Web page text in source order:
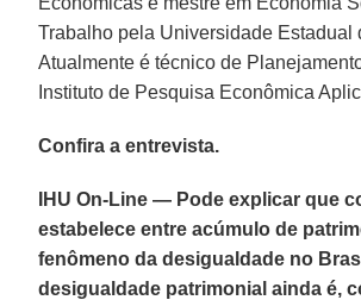
Trabalho pela Universidade Estadual
Atualmente é técnico de
Instituto de Pesquisa Econômica
Confira a entrevista.
IHU On-Line — Pode explicar que
estabelece entre acúmulo de
fenômeno da desigualdade no
desigualdade patrimonial ainda é,